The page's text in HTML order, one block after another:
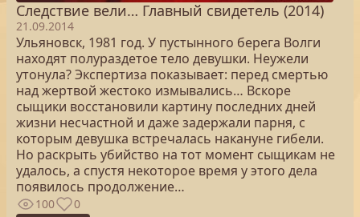
Следствие вели… Главный свидетель (2014)
21.09.2014
Ульяновск, 1981 год. У пустынного берега Волги
находят полураздетое тело девушки. Неужели
утонула? Экспертиза показывает: перед смертью
над жертвой жестоко измывались… Вскоре
сыщики восстановили картину последних дней
жизни несчастной и даже задержали парня, с
которым девушка встречалась накануне гибели.
Но раскрыть убийство на тот момент сыщикам не
удалось, а спустя некоторое время у этого дела
появилось продолжение…
100 0